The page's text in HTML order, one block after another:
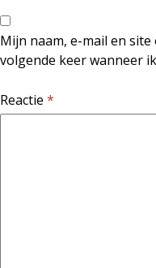
Mijn naam, e-mail en
volgende keer wanneer
Reactie *